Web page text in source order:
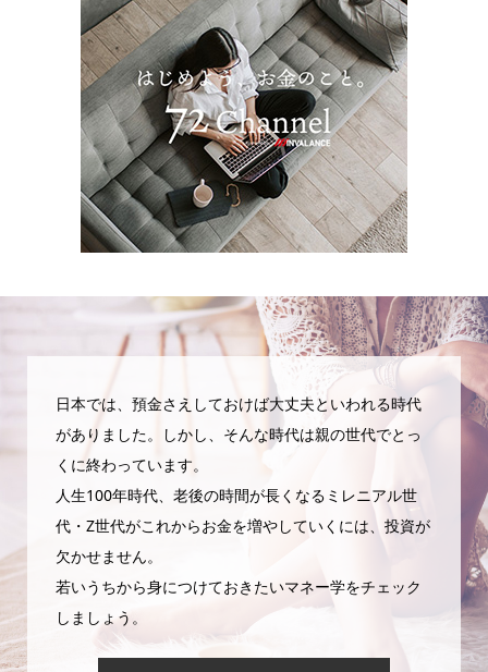
日本では、預金さえしておけば大丈夫といわれる時代
がありました。しかし、そんな時代は親の世代でとっ
くに終わっています。
人生100年時代、老後の時間が長くなるミレニアル世
代・Z世代がこれからお金を増やしていくには、投資が
欠かせません。
若いうちから身につけておきたいマネー学をチェック
しましょう。